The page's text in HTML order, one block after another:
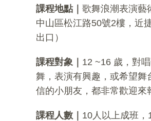
課程地點｜ 歌舞浪潮表演藝
中山區松江路50號2樓，近
出口）
課程對象｜ 12 ~16 歲，對
舞，表演有興趣，或希望舞
信的小朋友，都非常歡迎來
課程人數｜ 10人以上成班，